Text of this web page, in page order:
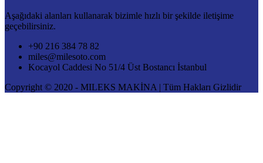
Aşağıdaki alanları kullanarak bizimle hızlı bir şekilde iletişime
geçebilirsiniz.
+90 216 384 78 82
miles@milesoto.com
Kocayol Caddesi No 51/4 Üst Bostancı İstanbul
Copyright © 2020 - MILEKS MAKİNA | Tüm Hakları Gizlidir